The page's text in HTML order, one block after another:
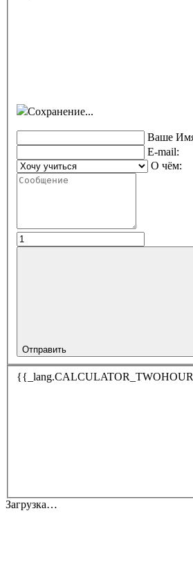
Сохранение...
Ваше
E-mail:
О чём:
Отправить
Загрузка…